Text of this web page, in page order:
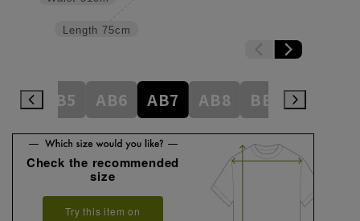
Length 75cm
AB5 AB6 AB7 AB8 BE3 BE4
Check the recommended
size
Try this item on